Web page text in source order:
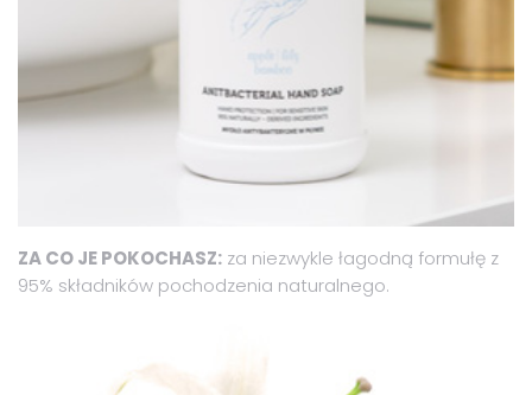
ZA CO JE POKOCHASZ: za niezwykle łagodną formułę z
95% składników pochodzenia naturalnego.